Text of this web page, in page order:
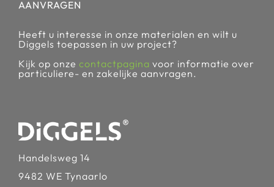
AANVRAGEN
Heeft u interesse in onze materialen en wilt u
Diggels toepassen in uw project?
Kijk op onze contactpagina voor informatie over
particuliere- en zakelijke aanvragen.
Handelsweg 14
9482 WE Tynaarlo